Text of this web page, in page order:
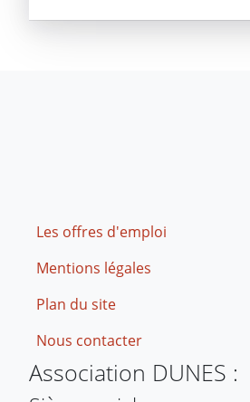
Footer
Les offres d'emploi
Mentions légales
Plan du site
Nous contacter
Association DUNES :